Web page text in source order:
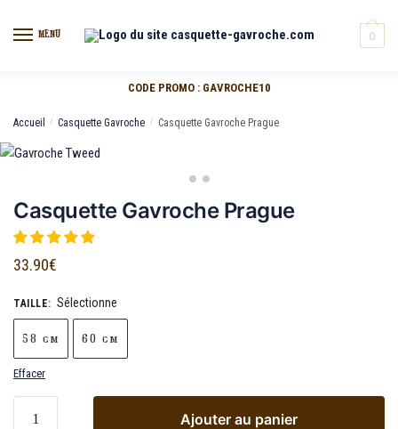
MENU 0
CODE PROMO : GAVROCHE10
Accueil / Casquette Gavroche / Casquette Gavroche Prague
Casquette Gavroche Prague
33.90€
TAILLE: Sélectionne
58 cm 60 cm
Effacer
Ajouter au panier